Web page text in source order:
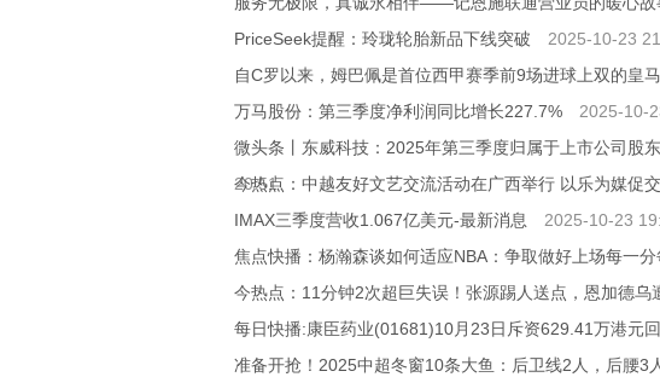
PriceSeek提醒：玲珑轮胎新品下线突破
2025-10-23
自C罗以来，姆巴佩是首位西甲赛季前9场进球上双的皇
万马股份：第三季度净利润同比增长227.7%
2025-10-
微头条丨东威科技：2025年第三季度归属于上市公司股
20:51
今热点：中越友好文艺交流活动在广西举行 以乐为媒促
IMAX三季度营收1.067亿美元-最新消息
2025-10-23
焦点快播：杨瀚森谈如何适应NBA：争取做好上场每一
今热点：11分钟2次超巨失误！张源踢人送点，恩加德乌
每日快播:康臣药业(01681)10月23日斥资629.41万港元
准备开抢！2025中超冬窗10条大鱼：后卫线2人，后腰3